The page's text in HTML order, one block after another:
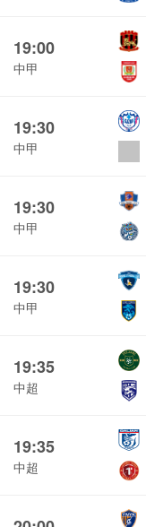
19:00
中甲
19:30
中甲
19:30
中甲
19:30
中甲
19:35
中超
19:35
中超